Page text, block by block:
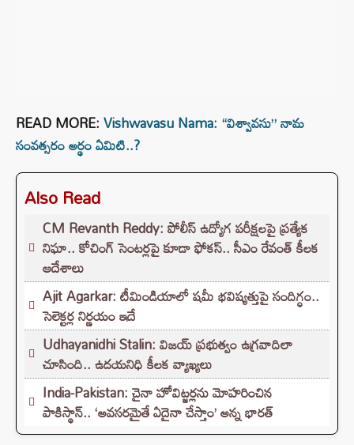
READ MORE:Vishwavasu Nama: “విశ్వావసు” నామ
సంవత్సరం అర్థం ఏమిటి..?
Also Read
CM Revanth Reddy: పోలీస్ ఉద్యోగ పరీక్షలపై ప్రత్యేక
నిఘా.. కోచింగ్ సెంటర్లపై కూడా ఫోకస్.. సీఎం రేవంత్ కీలక
ఆదేశాలు
Ajit Agarkar: టీమిండియాలో షమీ భవిష్యత్తుపై సందిగ్ధం..
సెలెక్టర్ల నిర్ణయం ఇదే
Udhayanidhi Stalin: విజయ్ ప్రభుత్వం ఉగ్రవాదిలా
చూసింది.. ఉదయనిధి కీలక వ్యాఖ్యలు
India-Pakistan: చైనా హోవిట్జర్లను మోహరించిన
పాకిస్థాన్.. ‘అవసరమైతే ఏదైనా చేస్తాం’ అన్న భారత్